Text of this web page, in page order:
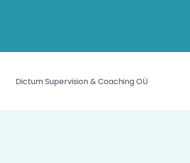
Dictum Supervision & Coaching OÜ